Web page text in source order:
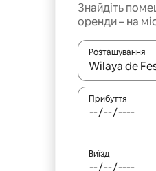
Знайдіть
оренди – на
Розташування
Отримавши
Прибуття
Виїзд